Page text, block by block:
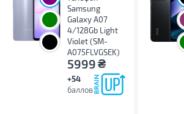
Samsung
Galaxy A07
4/128Gb Light
Violet (SM-
A075FLVGSEK)
5999₴
+54
баллов